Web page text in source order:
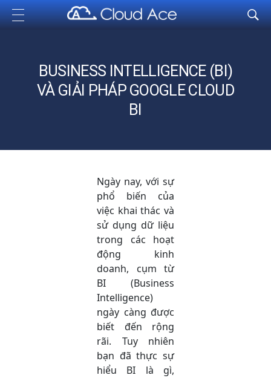
Cloud Ace
Nhà cung cấp giải pháp trên GCP cho doanh nghiệp
BUSINESS INTELLIGENCE (BI)
VÀ GIẢI PHÁP GOOGLE CLOUD
BI
Ngày nay, với sự
phổ biến của
việc khai thác và
sử dụng dữ liệu
trong các hoạt
động kinh
doanh, cụm từ
BI (Business
Intelligence)
ngày càng được
biết đến rộng
rãi. Tuy nhiên
bạn đã thực sự
hiểu BI là gì,